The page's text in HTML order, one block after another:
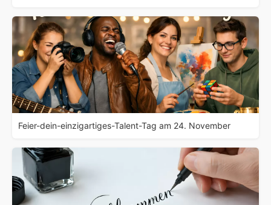
Feier-dein-einzigartiges-Talent-Tag am 24. November